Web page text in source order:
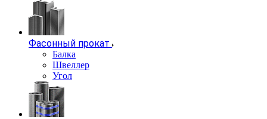
Фасонный прокат
Балка
Швеллер
Угол